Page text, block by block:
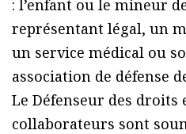
: l’enfant ou le mineur
représentant légal, un
un service médical ou
association de défense
Le Défenseur des droits
collaborateurs sont